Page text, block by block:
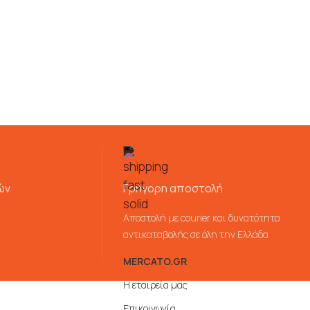
Γρήγορη αποστολή
Αποστολή με courier και δυνατότητα
αντικαταβολής σε όλη την Ελλάδα
MERCATO.GR
Η εταιρεία μας